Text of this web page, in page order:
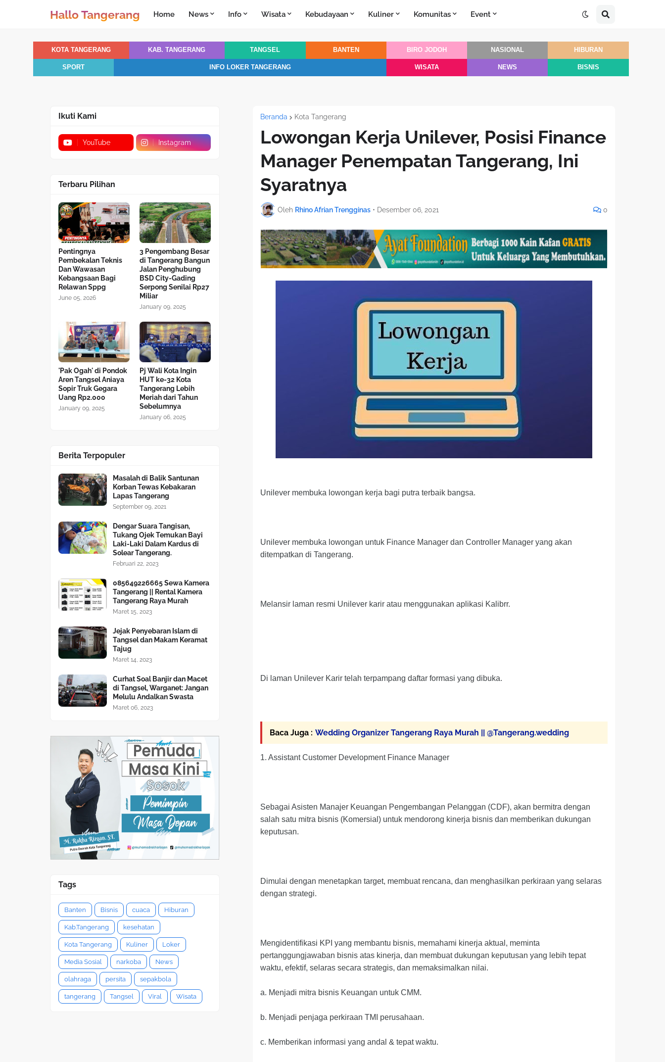
Hallo Tangerang Home News Info Wisata Kebudayaan Kuliner Komunitas Event
KOTA TANGERANG KAB. TANGERANG TANGSEL BANTEN BIRO JODOH NASIONAL HIBURAN
SPORT INFO LOKER TANGERANG WISATA NEWS BISNIS
Beranda Kota Tangerang
Lowongan Kerja Unilever, Posisi Finance
Manager Penempatan Tangerang, Ini
Syaratnya
Oleh Rhino Afrian Trengginas • Desember 06, 2021 0
Unilever membuka lowongan kerja bagi putra terbaik bangsa.
Unilever membuka lowongan untuk Finance Manager dan Controller Manager yang akan
ditempatkan di Tangerang.
Melansir laman resmi Unilever karir atau menggunakan aplikasi Kalibrr.
Di laman Unilever Karir telah terpampang daftar formasi yang dibuka.
Baca Juga : Wedding Organizer Tangerang Raya Murah || @Tangerang.wedding
1. Assistant Customer Development Finance Manager
Sebagai Asisten Manajer Keuangan Pengembangan Pelanggan (CDF), akan bermitra dengan
salah satu mitra bisnis (Komersial) untuk mendorong kinerja bisnis dan memberikan dukungan
keputusan.
Dimulai dengan menetapkan target, membuat rencana, dan menghasilkan perkiraan yang selaras
dengan strategi.
Mengidentifikasi KPI yang membantu bisnis, memahami kinerja aktual, meminta
pertanggungjawaban bisnis atas kinerja, dan membuat dukungan keputusan yang lebih tepat
waktu, efektif, selaras secara strategis, dan memaksimalkan nilai.
a. Menjadi mitra bisnis Keuangan untuk CMM.
b. Menjadi penjaga perkiraan TMI perusahaan.
c. Memberikan informasi yang andal & tepat waktu.
Ikuti Kami
YouTube Instagram
Terbaru Pilihan
Pentingnya
Pembekalan Teknis
Dan Wawasan
Kebangsaan Bagi
Relawan Sppg
June 05, 2026
3 Pengembang Besar
di Tangerang Bangun
Jalan Penghubung
BSD City-Gading
Serpong Senilai Rp27
Miliar
January 09, 2025
'Pak Ogah' di Pondok
Aren Tangsel Aniaya
Sopir Truk Gegara
Uang Rp2.000
January 09, 2025
Pj Wali Kota Ingin
HUT ke-32 Kota
Tangerang Lebih
Meriah dari Tahun
Sebelumnya
January 06, 2025
Berita Terpopuler
Masalah di Balik Santunan
Korban Tewas Kebakaran
Lapas Tangerang
September 09, 2021
Dengar Suara Tangisan,
Tukang Ojek Temukan Bayi
Laki-Laki Dalam Kardus di
Solear Tangerang.
Februari 22, 2023
085649226665 Sewa Kamera
Tangerang || Rental Kamera
Tangerang Raya Murah
Maret 15, 2023
Jejak Penyebaran Islam di
Tangsel dan Makam Keramat
Tajug
Maret 14, 2023
Curhat Soal Banjir dan Macet
di Tangsel, Warganet: Jangan
Melulu Andalkan Swasta
Maret 06, 2023
Tags
Banten Bisnis cuaca Hiburan
Kab.Tangerang kesehatan
Kota Tangerang Kuliner Loker
Media Sosial narkoba News
olahraga persita sepakbola
tangerang Tangsel Viral Wisata